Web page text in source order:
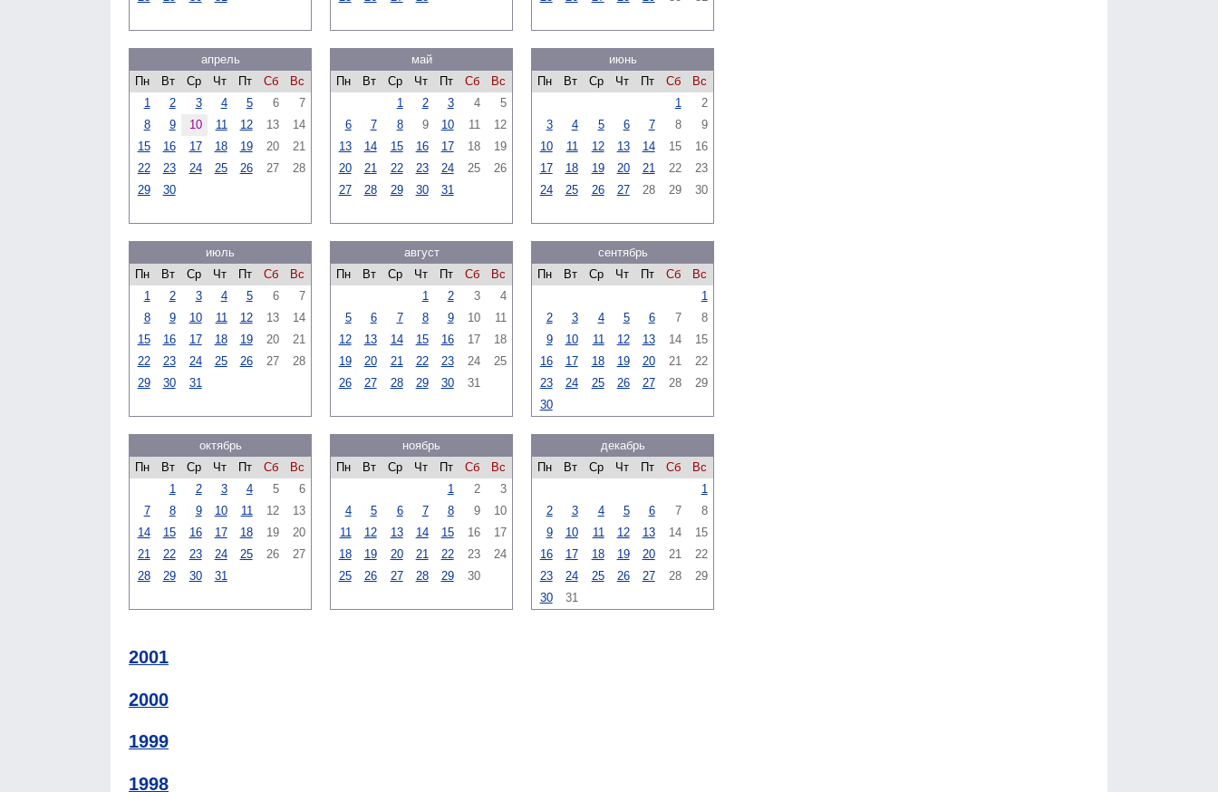
апрель
Пн
Вт Ср Чт Пт Сб
Вс
1
2 3 4 5 6
7
8
9 10 11 12 13
14
15
16 17 18 19 20
21
22
23 24 25 26 27
28
29
30
май
Пн
Вт Ср Чт Пт Сб
Вс
1
2 3 4
5
6
7 8 9 10 11
12
13
14 15 16 17 18
19
20
21 22 23 24 25
26
27
28 29 30 31
июнь
Пн
Вт Ср Чт Пт Сб
Вс
1
2
3
4 5 6 7 8
9
10
11 12 13 14 15
16
17
18 19 20 21 22
23
24
25 26 27 28 29 30
июль
Пн
Вт Ср Чт Пт Сб
Вс
1
2 3 4 5 6
7
8
9 10 11 12 13
14
15
16 17 18 19 20
21
22
23 24 25 26 27
28
29
30 31
август
Пн
Вт Ср Чт Пт Сб
Вс
1
2 3
4
5
6 7 8 9 10
11
12
13 14 15 16 17
18
19
20 21 22 23 24
25
26
27 28 29 30 31
сентябрь
Пн
Вт Ср Чт Пт Сб
Вс
1
2
3 4 5 6 7
8
9
10 11 12 13 14
15
16
17 18 19 20 21
22
23
24 25 26 27 28
29
30
октябрь
Пн
Вт Ср Чт Пт Сб
Вс
1
2 3 4 5
6
7
8 9 10 11 12
13
14
15 16 17 18 19
20
21
22 23 24 25 26
27
28
29 30 31
ноябрь
Пн
Вт Ср Чт Пт Сб
Вс
1
2
3
4
5 6 7 8 9
10
11
12 13 14 15 16
17
18
19 20 21 22 23
24
25
26 27 28 29 30
декабрь
Пн
Вт Ср Чт Пт Сб
Вс
1
2
3 4 5 6 7
8
9
10 11 12 13 14
15
16
17 18 19 20 21
22
23
24 25 26 27 28
29
30
31
2001
2000
1999
1998